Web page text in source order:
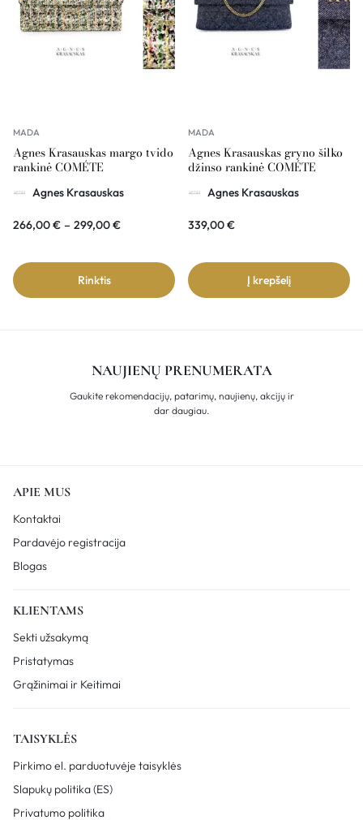
MADA
Agnes Krasauskas margo tvido
rankinė COMÉTE
Agnes Krasauskas
266,00€ – 299,00€
Rinktis
MADA
Agnes Krasauskas gryno šilko
džinso rankinė COMÉTE
Agnes Krasauskas
339,00€
Į krepšelį
NAUJIENŲ PRENUMERATA
Gaukite rekomendacijų, patarimų, naujienų, akcijų ir
dar daugiau.
APIE MUS
Kontaktai
Pardavėjo registracija
Blogas
KLIENTAMS
Sekti užsakymą
Pristatymas
Grąžinimai ir Keitimai
TAISYKLĖS
Pirkimo el. parduotuvėje taisyklės
Slapukų politika (ES)
Privatumo politika